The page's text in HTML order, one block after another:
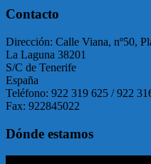
Contacto
Dirección: Calle Viana, nº50,
La Laguna 38201
S/C de Tenerife
España
Teléfono: 922 319 625 / 922
Fax: 922845022
Dónde estamos